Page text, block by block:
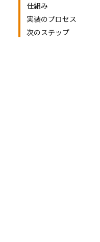
仕組み
実装のプロセス
次のステップ